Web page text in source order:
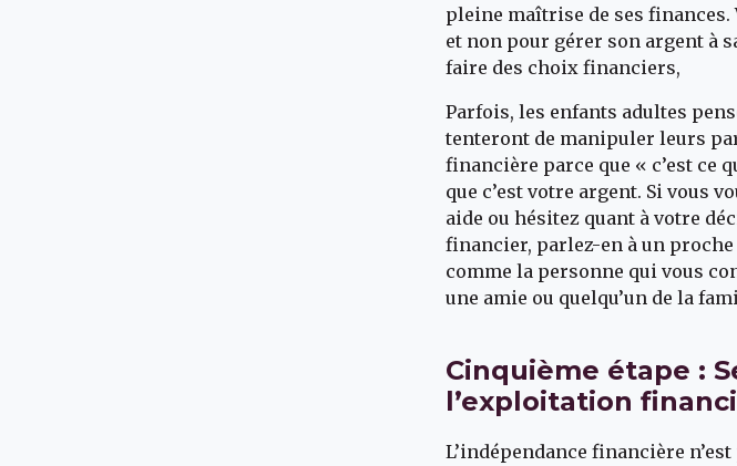
pleine maîtrise de ses finances.
et non pour gérer son argent à
faire des choix financiers,
Parfois, les enfants adultes
tenteront de manipuler leurs
financière parce que « c’est ce
que c’est votre argent. Si vous
aide ou hésitez quant à votre
financier, parlez-en à un
comme la personne qui vous
une amie ou quelqu’un de la
Cinquième étape :
l’exploitation
L’indépendance financière